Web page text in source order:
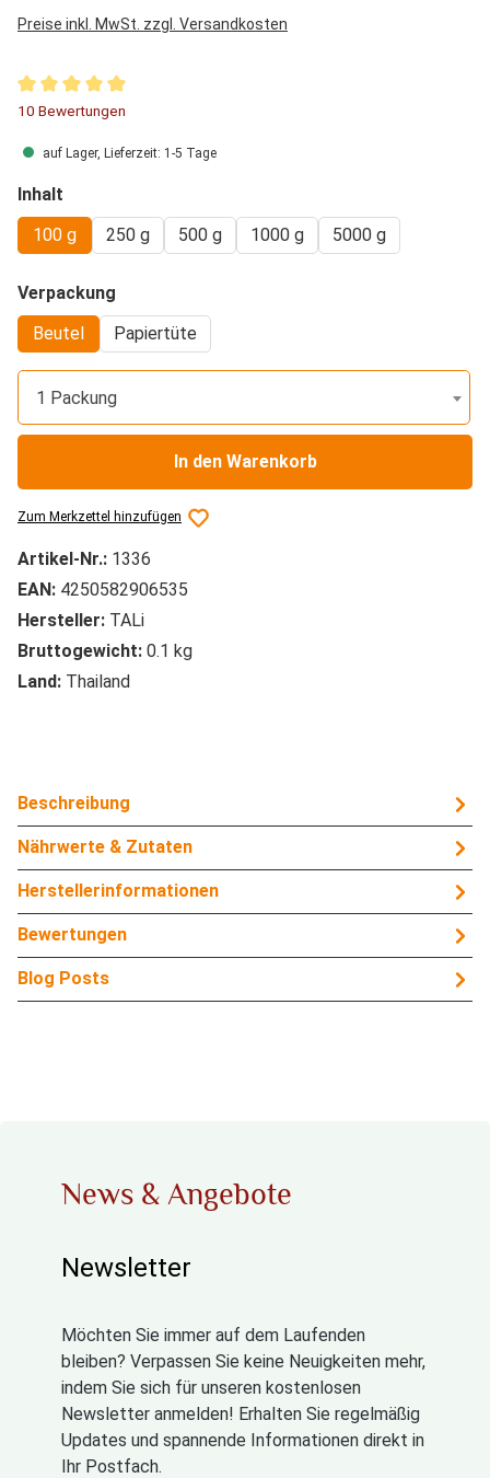
Preise inkl. MwSt. zzgl. Versandkosten
Durchschnittliche Bewertung von 5 von 5 Sternen
10 Bewertungen
auf Lager, Lieferzeit: 1-5 Tage
Inhalt
100 g
250 g 500 g 1000 g 5000 g
Verpackung
Beutel
Papiertüte
1 Packung
In den Warenkorb
Zum Merkzettel hinzufügen
Artikel-Nr.: 1336
EAN: 4250582906535
Hersteller: TALi
Bruttogewicht: 0.1 kg
Land: Thailand
Beschreibung
Nährwerte & Zutaten
Herstellerinformationen
Bewertungen
Blog Posts
News & Angebote
Newsletter
Möchten Sie immer auf dem Laufenden
bleiben? Verpassen Sie keine Neuigkeiten mehr,
indem Sie sich für unseren kostenlosen
Newsletter anmelden! Erhalten Sie regelmäßig
Updates und spannende Informationen direkt in
Ihr Postfach.